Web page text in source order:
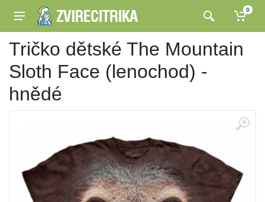
0
Tričko dětské The Mountain
Sloth Face (lenochod) -
hnědé